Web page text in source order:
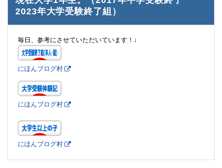
2023年大学受験終了組）
毎日、参考にさせていただいています！↓
にほんブログ村
にほんブログ村
にほんブログ村